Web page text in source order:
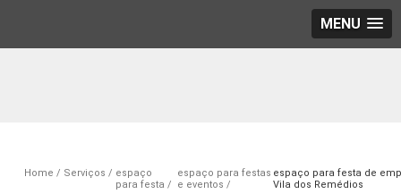
MENU
Home Serviços
espaço
para festa
espaço para festas
e eventos
espaço para festa de
Vila dos Remédios